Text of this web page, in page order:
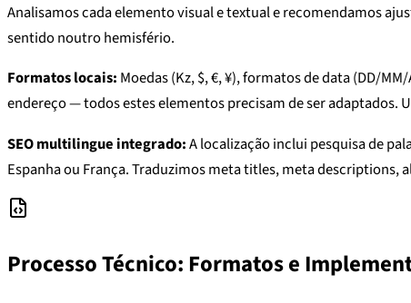
Analisamos cada elemento visual e textual e recomendamos
sentido noutro hemisfério.
Formatos locais: Moedas (Kz, $, €, ¥), formatos de data (DD/
endereço — todos estes elementos precisam de ser
SEO multilingue integrado:A localização inclui pesquisa de
Espanha ou França. Traduzimos meta titles, meta descriptions,
Processo Técnico: Formatos e